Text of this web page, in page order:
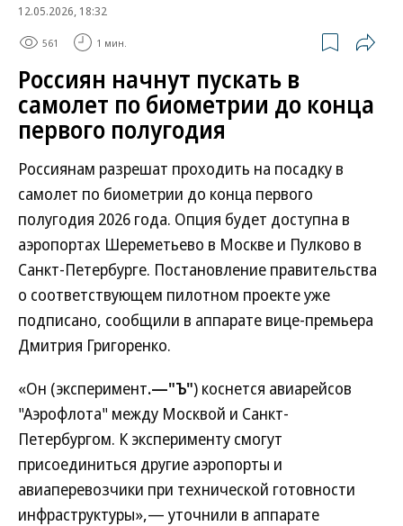
12.05.2026, 18:32
561 1 мин.
Россиян начнут пускать в
самолет по биометрии до конца
первого полугодия
Россиянам разрешат проходить на посадку в
самолет по биометрии до конца первого
полугодия 2026 года. Опция будет доступна в
аэропортах Шереметьево в Москве и Пулково в
Санкт-Петербурге. Постановление правительства
о соответствующем пилотном проекте уже
подписано, сообщили в аппарате вице-премьера
Дмитрия Григоренко.
«Он (эксперимент.—"Ъ") коснется авиарейсов
"Аэрофлота" между Москвой и Санкт-
Петербургом. К эксперименту смогут
присоединиться другие аэропорты и
авиаперевозчики при технической готовности
инфраструктуры»,— уточнили в аппарате